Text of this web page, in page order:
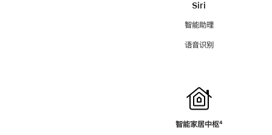
Siri
智能助理
语音识别
智能家居中枢脚
⁴